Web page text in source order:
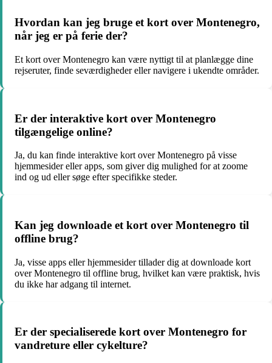
Hvordan kan jeg bruge et kort over Montenegro,
når jeg er på ferie der?
Et kort over Montenegro kan være nyttigt til at planlægge dine
rejseruter, finde seværdigheder eller navigere i ukendte områder.
Er der interaktive kort over Montenegro
tilgængelige online?
Ja, du kan finde interaktive kort over Montenegro på visse
hjemmesider eller apps, som giver dig mulighed for at zoome
ind og ud eller søge efter specifikke steder.
Kan jeg downloade et kort over Montenegro til
offline brug?
Ja, visse apps eller hjemmesider tillader dig at downloade kort
over Montenegro til offline brug, hvilket kan være praktisk, hvis
du ikke har adgang til internet.
Er der specialiserede kort over Montenegro for
vandreture eller cykelture?